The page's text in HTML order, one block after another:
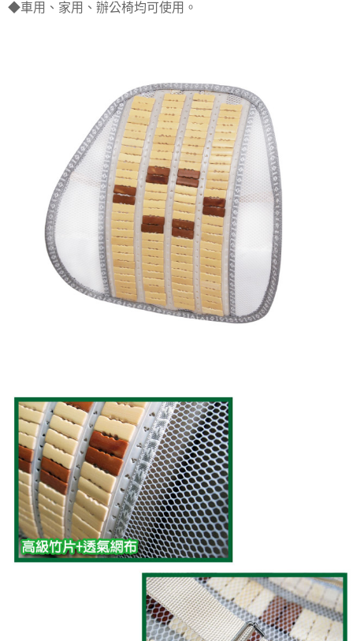
【注意事項】
https://aftee.tw/terms/#terms3
３．未成年的使用者請事先徵得法定代理人或監護人之同意方可使用
「AFTEE先享後付」，若未經同意申辦者引起之損失，本公司不負相關責
４．使用「AFTEE先享後付」時，將依據個別帳號之用戶狀況，依本公司即
時審查核予不同之上限額度；若仍有額度不足之情形，本公司將視審查結果
請求用戶進行身份認證。
５．嚴禁一人註冊多個帳號或使用他人資訊註冊。若發現惡意使用之情形，
恩沛科技股份有限公司將有權停止該用戶之使用額度並採取法律行動。
7-11取貨付款 (運費70$)
每筆NT$70，滿NT$490(含以上)免運費
宅配寄送，滿490免運費(運費$70)
每筆NT$70，滿NT$490(含以上)免運費
◆車用、家用、辦公椅均可使用。